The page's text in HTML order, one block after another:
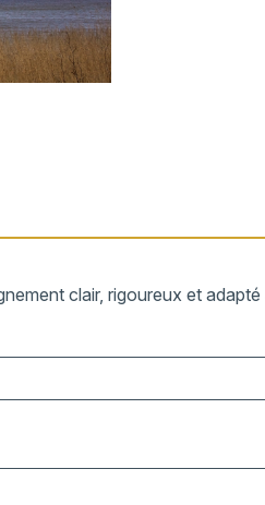
clair, rigoureux et